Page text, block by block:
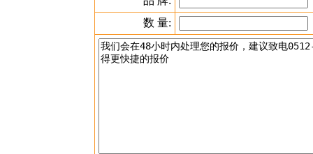
轴承型号:
品 牌:
数 量: